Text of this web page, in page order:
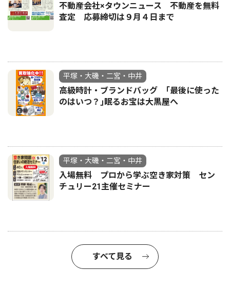
不動産会社×タウンニュース 不動産を無料
査定 応募締切は９月４日まで
平塚・大磯・二宮・中井
高級時計・ブランドバッグ ｢最後に使った
のはいつ？｣眠るお宝は大黒屋へ
平塚・大磯・二宮・中井
入場無料 プロから学ぶ空き家対策 セン
チュリー21主催セミナー
すべて見る